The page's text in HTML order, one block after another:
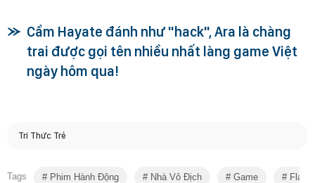
Cầm Hayate đánh như "hack", Ara là chàng
trai được gọi tên nhiều nhất làng game Việt
ngày hôm qua!
Trí Thức Trẻ
Tags Phim Hành Động Nhà Vô Địch Game Flash